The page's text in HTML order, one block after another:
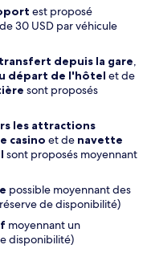
est proposé
30 USD par véhicule
depuis la gare,
départ de l'hôtel et de
sont proposés
les attractions
casino et de navette
sont proposés moyennant
possible moyennant des
de disponibilité)
moyennant un
disponibilité)